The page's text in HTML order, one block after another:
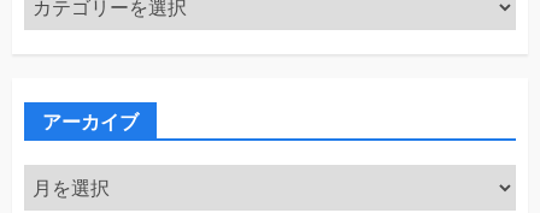
テ
ゴ
アーカイブ
ア